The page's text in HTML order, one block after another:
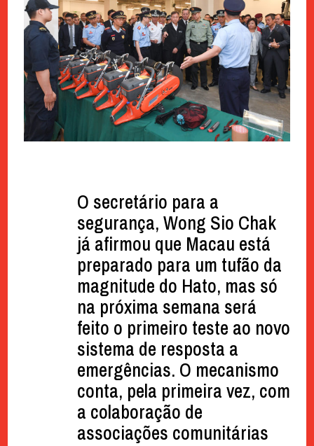
O secretário para a
segurança, Wong Sio Chak
já afirmou que Macau está
preparado para um tufão da
magnitude do Hato, mas só
na próxima semana será
feito o primeiro teste ao novo
sistema de resposta a
emergências. O mecanismo
conta, pela primeira vez, com
a colaboração de
associações comunitárias